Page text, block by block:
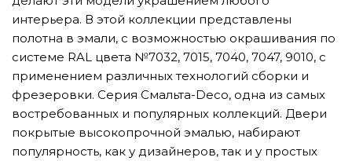
интерьера. В этой коллекции представлены
полотна в эмали, с возможностью окрашивания по
системе RAL цвета №7032, 7015, 7040, 7047, 9010, с
применением различных технологий сборки и
фрезеровки. Серия Смальта-Deco, одна из самых
востребованных и популярных коллекций. Двери
покрытые высокопрочной эмалью, набирают
популярность, как у дизайнеров, так и у простых